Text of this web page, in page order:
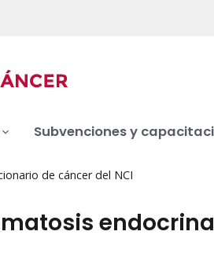
Subvenciones y
de cáncer del NCI